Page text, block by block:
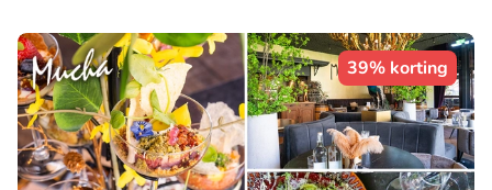
39% korting